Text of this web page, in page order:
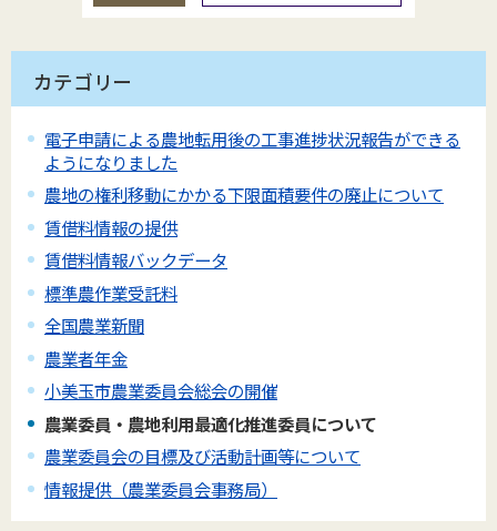
カテゴリー
電子申請による農地転用後の工事進捗状況報告ができる
ようになりました
農地の権利移動にかかる下限面積要件の廃止について
賃借料情報の提供
賃借料情報バックデータ
標準農作業受託料
全国農業新聞
農業者年金
小美玉市農業委員会総会の開催
農業委員・農地利用最適化推進委員について
農業委員会の目標及び活動計画等について
情報提供（農業委員会事務局）